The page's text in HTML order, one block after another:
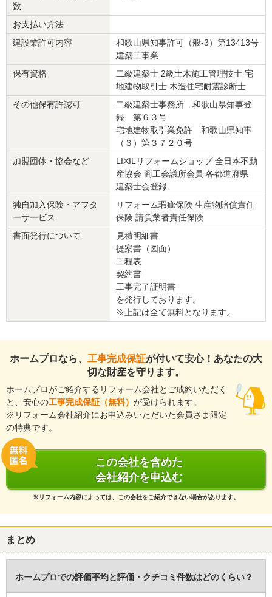
リフォーム会社からの返答
この度は数ある建設会社の中から弊社を選んで頂きありがとうござ
います。何かありましたらいつでもご連絡ください。すぐ対応させ
ていただきます。今後ともよろしくお願いいたします。
建物のタイプ
、洋室 、 和室
価格
： 1,000,000円
和歌山市
『納得の価格』が良かった（30代/女性）
5
元々4日間予定でしたが、3日で終わりお風呂に早く入れてありがた
かったです。
施工中は仕事もあり、鍵を預けての施工になりましたが、きちんと
して頂けて感謝しております。
家から近く、洗面台にあまり主流ではないメーカーを希望しました
が、それにも応えて頂けました。
リフォーム会社からの返答
この度は数ある建設会社の中から弊社を選んで頂きありがとうござ
います。何かありましたらいつでもご連絡ください。すぐ対応させ
ていただきます。今後ともよろしくお願いいたします。
建物のタイプ
： 戸建住宅
リフォーム箇所
価格
施工地
岩出市
築年数
： 21〜25年
： 2020年12月3日
『丁寧な対応』が良かった（50代/女性）
天候の影響で工期が延びてしまいましたが、無事に仕上げていただ
き感謝しています。
数
お支払い方法
建設業許可内容
和歌山県知事許可（般-3）第13413号
建築工事業
保有資格
二級建築士 2級土木施工管理技士 宅
地建物取引士 木造住宅耐震診断士
その他保有許認可
二級建築士事務所 和歌山県知事登
録 第６３号
宅地建物取引業免許 和歌山県知事
（３）第３７２０号
加盟団体・協会など
LIXILリフォームショップ 全日本不動
産協会 商工会議所会員 各都道府県
建築士会登録
独自加入保険・アフタ
ーサービス
リフォーム瑕疵保険 生産物賠償責任
保険 請負業者責任保険
書面発行について
見積明細書
提案書（図面）
工程表
契約書
工事完了証明書
を発行しております。
※上記は全て無料となります。
ホームプロなら、 工事完成保証が付いて安心！あなたの大
切な財産を守ります。
ホームプロがご紹介するリフォーム会社とご成約いただく
と、安心の工事完成保証（無料） が受けられます。
※リフォーム会社紹介にお申込みいただいた会員さま限定
の特典です。
この会社を含めた
会社紹介を申込む
※リフォーム内容によっては、この会社をご紹介できない場合があります。
まとめ
ホームプロでの評価平均と評価・クチコミ件数はどのくらい？